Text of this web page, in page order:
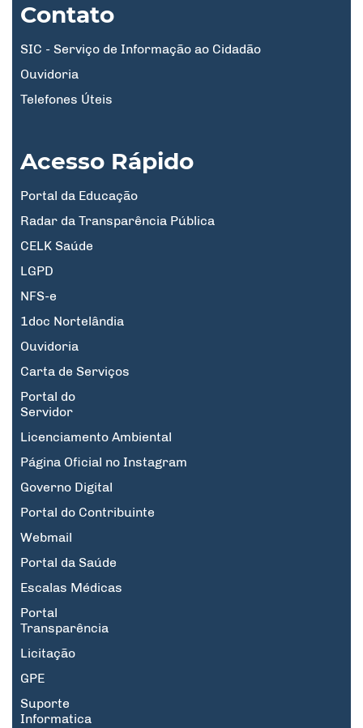
Contato
SIC - Serviço de Informação ao Cidadão
Ouvidoria
Telefones Úteis
Acesso Rápido
Portal da Educação
Radar da Transparência Pública
CELK Saúde
LGPD
NFS-e
1doc Nortelândia
Ouvidoria
Carta de Serviços
Portal do
Servidor
Licenciamento Ambiental
Página Oficial no Instagram
Governo Digital
Portal do Contribuinte
Webmail
Portal da Saúde
Escalas Médicas
Portal
Transparência
Licitação
GPE
Suporte
Informatica